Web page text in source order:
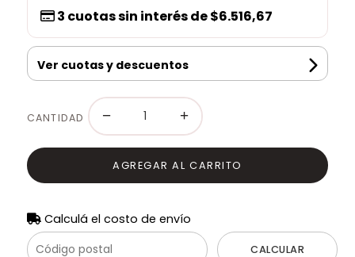
3 cuotas sin interés de$6.516,67
Ver cuotas y descuentos
CANTIDAD − +
AGREGAR AL CARRITO
Calculá el costo de envío
CALCULAR